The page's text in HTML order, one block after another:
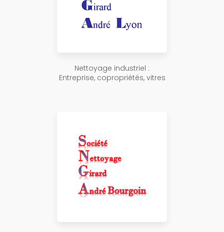
Nettoyage industriel :
Entreprise, copropriétés, vitres